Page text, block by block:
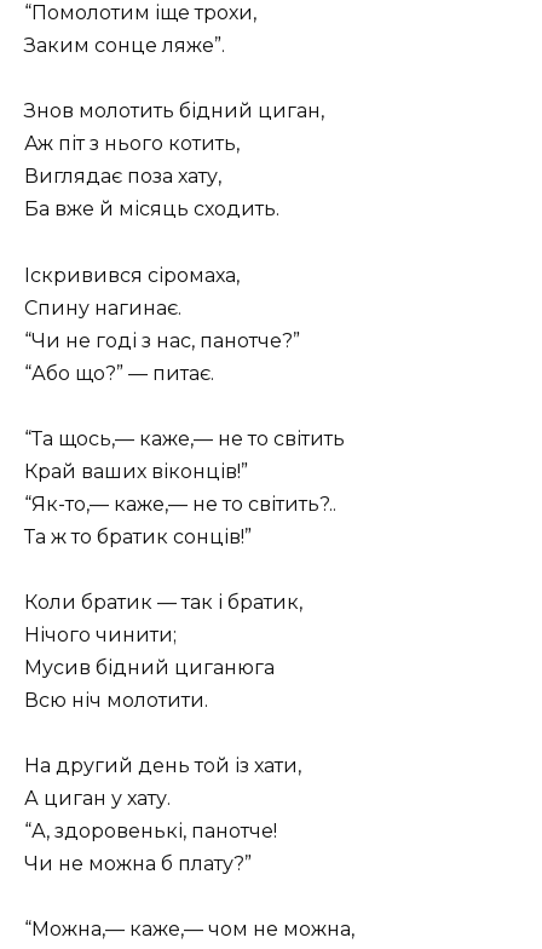
“Помолотим іще трохи,
Заким сонце ляже”.
Знов молотить бідний циган,
Аж піт з нього котить,
Виглядає поза хату,
Ба вже й місяць сходить.
Іскривився сіромаха,
Спину нагинає.
“Чи не годі з нас, панотче?”
“Або що?” — питає.
“Та щось,— каже,— не то світить
Край ваших віконців!”
“Як-то,— каже,— не то світить?..
Та ж то братик сонців!”
Коли братик — так і братик,
Нічого чинити;
Мусив бідний циганюга
Всю ніч молотити.
На другий день той із хати,
А циган у хату.
“А, здоровенькі, панотче!
Чи не можна б плату?”
“Можна,— каже,— чом не можна,